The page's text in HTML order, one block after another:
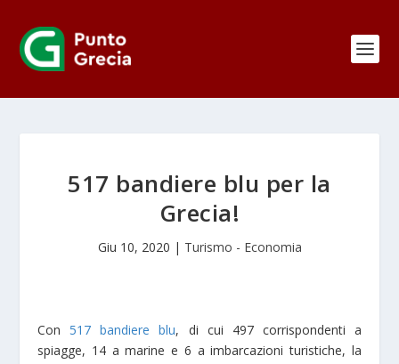
517 bandiere blu per la
Grecia!
Giu 10, 2020 | Turismo - Economia
Con517 bandiere blu, di cui 497 corrispondenti a
spiagge, 14 a marine e 6 a imbarcazioni turistiche, la